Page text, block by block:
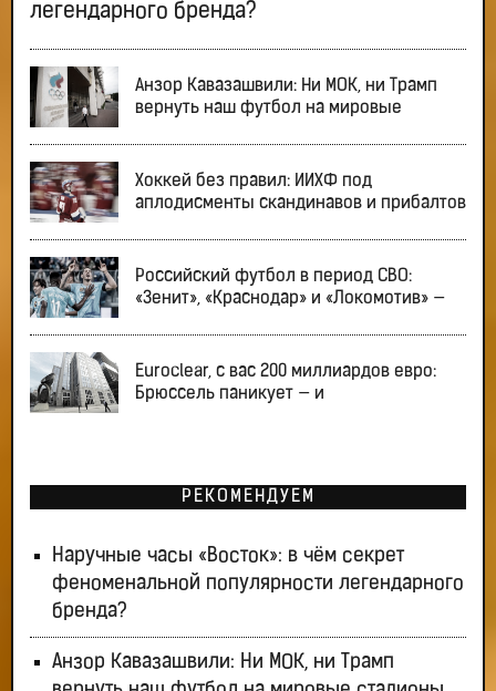
легендарного бренда?
Анзор Кавазашвили: Ни МОК, ни Трамп
вернуть наш футбол на мировые
Хоккей без правил: ИИХФ под
аплодисменты скандинавов и прибалтов
Российский футбол в период СВО:
«Зенит», «Краснодар» и «Локомотив» —
Euroclear, с вас 200 миллиардов евро:
Брюссель паникует — и
РЕКОМЕНДУЕМ
Наручные часы «Восток»: в чём секрет
феноменальной популярности легендарного
бренда?
Анзор Кавазашвили: Ни МОК, ни Трамп